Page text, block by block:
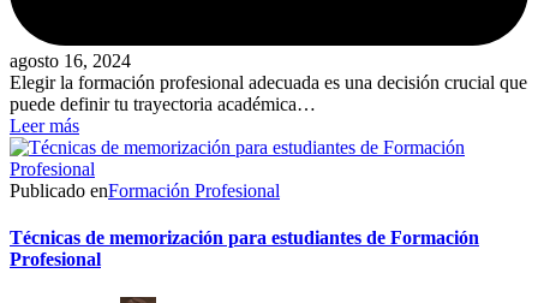
agosto 16, 2024
Elegir la formación profesional adecuada es una decisión crucial que
puede definir tu trayectoria académica…
Leer más
Publicado enFormación Profesional
Técnicas de memorización para estudiantes de Formación
Profesional